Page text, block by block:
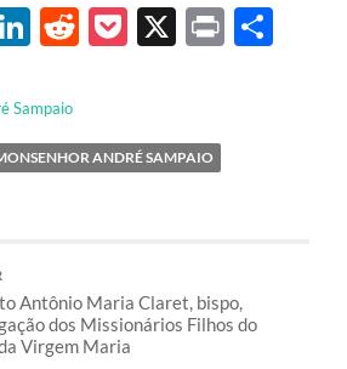
LinkedIn
Reddit
Pocket
X Print
Sampaio
ANDRÉ SAMPAIO
Antônio Maria Claret, bispo,
dos Missionários Filhos do
Virgem Maria